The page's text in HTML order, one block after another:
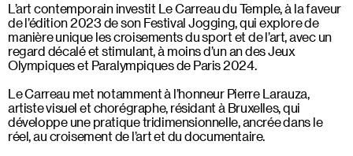
L’art contemporain investit Le Carreau du Temple, à la faveur
de l’édition 2023 de son Festival Jogging, qui explore de
manière unique les croisements du sport et de l’art, avec un
regard décalé et stimulant, à moins d’un an des Jeux
Olympiques et Paralympiques de Paris 2024.
Le Carreau met notamment à l’honneur Pierre Larauza,
artiste visuel et chorégraphe, résidant à Bruxelles, qui
développe une pratique tridimensionnelle, ancrée dans le
réel, au croisement de l’art et du documentaire.